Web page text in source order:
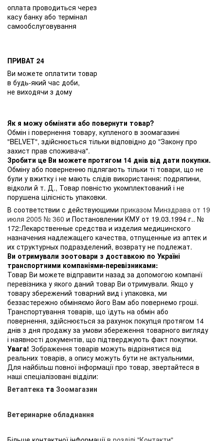
оплата проводиться через
касу банку або термінал
самообслуговування
ПРИВАТ 24
Ви можете оплатити товар
в будь-який час доби,
не виходячи з дому
Як я можу обміняти або повернути товар?
Обмін і повернення товару, купленого в зоомагазині
"BELVET", здійснюється тільки відповідно до "Закону про
захист прав споживача".
Зробити це Ви можете протягом 14 днів від дати покупки.
Обміну або поверненню підлягають тільки ті товари, що не
були у вжитку і не мають слідів використання: подряпини,
відколи й т. Д., Товар повністю укомплектований і не
порушена цілісність упаковки.
В соответствии с действующими приказом Минздрава от 19
июля 2005 № 360 и Постановлении КМУ от 19.03.1994 г.. №
172:Лекарственные средства и изделия медицинского
назначения надлежащего качества, отпущенные из аптек и
их структурных подразделений, возврату не подлежат.
Ви отримували зоотовари з доставкою по Україні
транспортними компаніями-перевізниками:
Товар Ви можете відправити назад за допомогою компанії
перевізника у якого даний товар Ви отримували. Якщо у
товару збережений товарний вид і упаковка, ми
беззастережно обміняємо його Вам або повернемо гроші.
Транспортування товарів, що їдуть на обмін або
повернення, здійснюється за рахунок покупця протягом 14
днів з дня продажу за умови збереження товарного вигляду
і наявності документів, що підтверджують факт покупки.
Увага! Зображення товарів можуть відрізнятися від
реальних товарів, а опису можуть бути не актуальними,
Для найбільш повної інформації про товар, звертайтеся в
наші спеціалізовані відділи:
Ветаптека та Зоомагазин
Ветеринарне обладнання